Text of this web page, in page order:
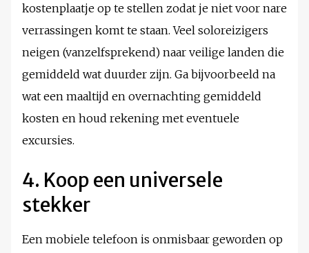
kostenplaatje op te stellen zodat je niet voor nare
verrassingen komt te staan. Veel soloreizigers
neigen (vanzelfsprekend) naar veilige landen die
gemiddeld wat duurder zijn. Ga bijvoorbeeld na
wat een maaltijd en overnachting gemiddeld
kosten en houd rekening met eventuele
excursies.
4. Koop een universele
stekker
Een mobiele telefoon is onmisbaar geworden op